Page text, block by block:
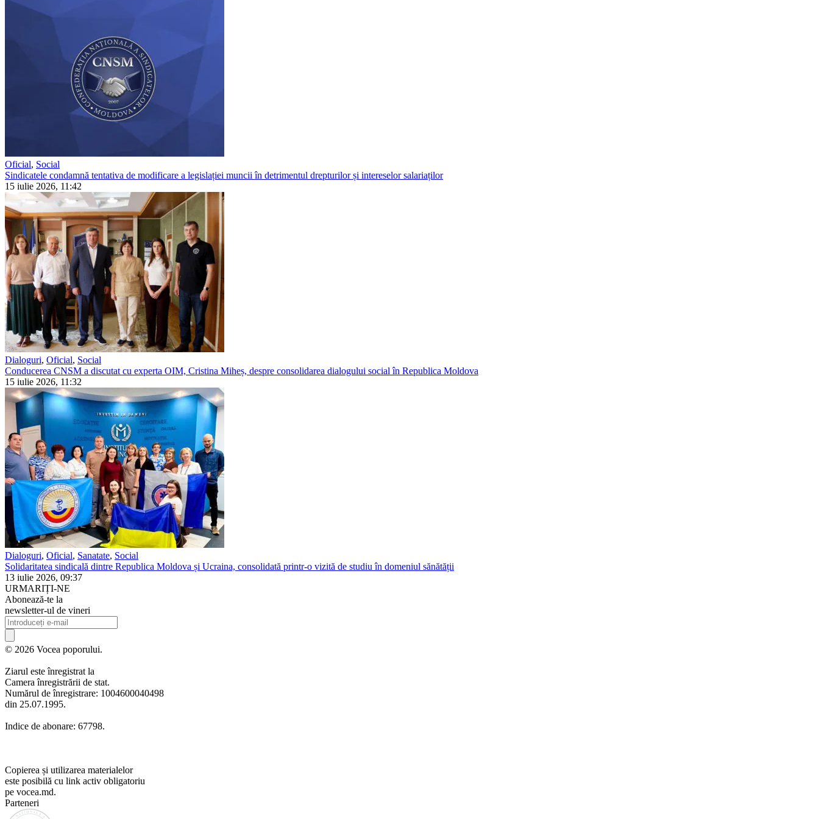
Oficial, Social
Sindicatele condamnă tentativa de modificare a legislației muncii în detrimentul drepturilor și intereselor salariaților
15 iulie 2026, 11:42
Dialoguri, Oficial, Social
Conducerea CNSM a discutat cu experta OIM, Cristina Miheș, despre consolidarea dialogului social în Republica Moldova
15 iulie 2026, 11:32
Dialoguri, Oficial, Sanatate, Social
Solidaritatea sindicală dintre Republica Moldova și Ucraina, consolidată printr-o vizită de studiu în domeniul sănătății
13 iulie 2026, 09:37
URMARIȚI-NE
Abonează-te la
newsletter-ul de vineri
© 2026 Vocea poporului.
Ziarul este înregistrat la
Camera înregistrării de stat.
Numărul de înregistrare: 1004600040498
din 25.07.1995.
Indice de abonare: 67798.
Copierea și utilizarea materialelor
este posibilă cu link activ obligatoriu
pe vocea.md.
Parteneri